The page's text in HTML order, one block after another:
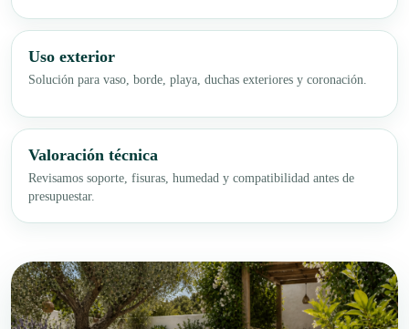
Uso exterior
Solución para vaso, borde, playa, duchas exteriores y coronación.
Valoración técnica
Revisamos soporte, fisuras, humedad y compatibilidad antes de
presupuestar.